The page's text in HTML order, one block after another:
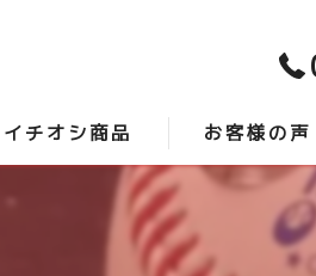
イチオシ商品
時短砂 -アクシスプロ-
お客様の声